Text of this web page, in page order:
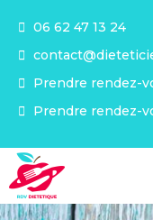
06 62 47 13 24
Prendre rendez-
Prendre rendez-